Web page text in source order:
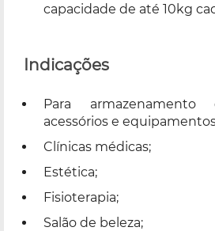
capacidade de até 10kg
Indicações
Para armazenamento
acessórios e
Clínicas médicas;
Estética;
Fisioterapia;
Salão de beleza;